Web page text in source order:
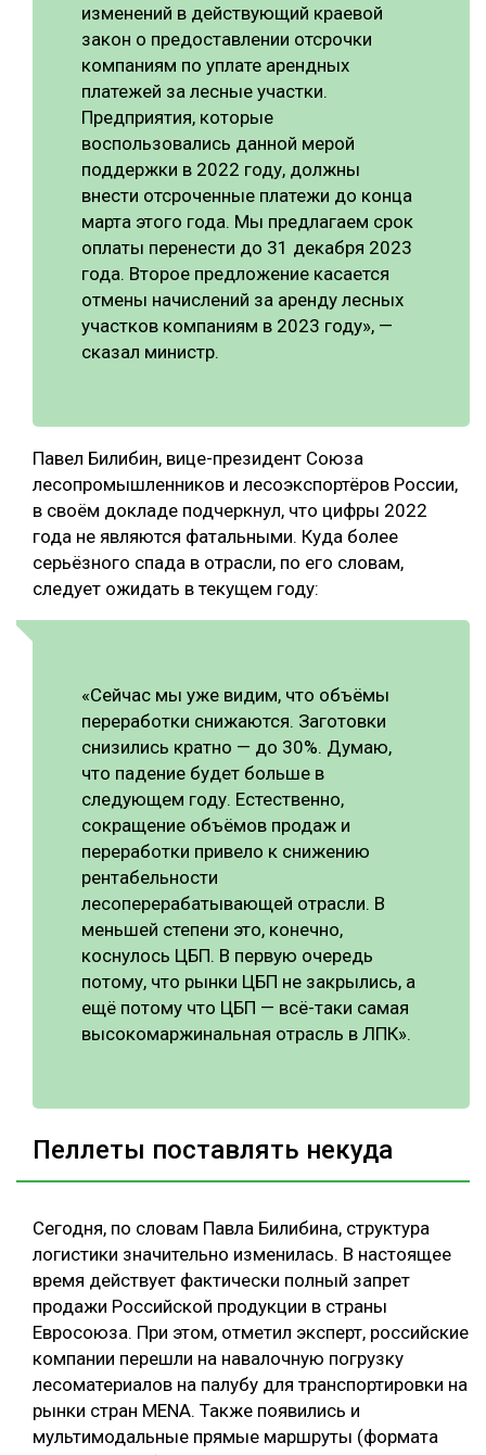
изменений в действующий краевой
закон о предоставлении отсрочки
компаниям по уплате арендных
платежей за лесные участки.
Предприятия, которые
воспользовались данной мерой
поддержки в 2022 году, должны
внести отсроченные платежи до конца
марта этого года. Мы предлагаем срок
оплаты перенести до 31 декабря 2023
года. Второе предложение касается
отмены начислений за аренду лесных
участков компаниям в 2023 году», —
сказал министр.
Павел Билибин, вице-президент Союза
лесопромышленников и лесоэкспортёров России,
в своём докладе подчеркнул, что цифры 2022
года не являются фатальными. Куда более
серьёзного спада в отрасли, по его словам,
следует ожидать в текущем году:
«Сейчас мы уже видим, что объёмы
переработки снижаются. Заготовки
снизились кратно — до 30%. Думаю,
что падение будет больше в
следующем году. Естественно,
сокращение объёмов продаж и
переработки привело к снижению
рентабельности
лесоперерабатывающей отрасли. В
меньшей степени это, конечно,
коснулось ЦБП. В первую очередь
потому, что рынки ЦБП не закрылись, а
ещё потому что ЦБП — всё-таки самая
высокомаржинальная отрасль в ЛПК».
Пеллеты поставлять некуда
Сегодня, по словам Павла Билибина, структура
логистики значительно изменилась. В настоящее
время действует фактически полный запрет
продажи Российской продукции в страны
Евросоюза. При этом, отметил эксперт, российские
компании перешли на навалочную погрузку
лесоматериалов на палубу для транспортировки на
рынки стран MENA. Также появились и
мультимодальные прямые маршруты (формата